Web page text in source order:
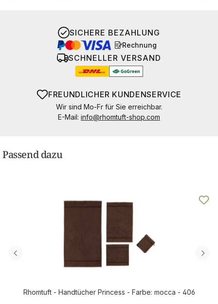
SICHERE BEZAHLUNG
Rechnung
SCHNELLER VERSAND
FREUNDLICHER KUNDENSERVICE
Wir sind Mo-Fr für Sie erreichbar.
E-Mail: info@rhomtuft-shop.com
Passend dazu
Rhomtuft - Handtücher Princess - Farbe: mocca - 406